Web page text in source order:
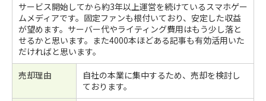
サービス開始してから約3年以上運営を続けているスマホゲー
ムメディアです。固定ファンも根付いており、安定した収益
が望めます。サーバー代やライティング費用はもう少し落と
せるかと思います。また4000本ほどある記事も有効活用いた
だければと思います。
売却理由
自社の本業に集中するため、売却を検討し
ております。